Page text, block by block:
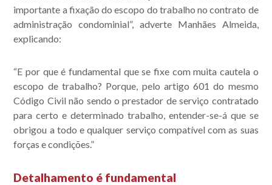
importante a fixação do escopo do trabalho no contrato de
administração condominial”, adverte Manhães Almeida,
explicando:
“E por que é fundamental que se fixe com muita cautela o
escopo de trabalho? Porque, pelo artigo 601 do mesmo
Código Civil não sendo o prestador de serviço contratado
para certo e determinado trabalho, entender-se-á que se
obrigou a todo e qualquer serviço compatível com as suas
forças e condições.”
Detalhamento é fundamental